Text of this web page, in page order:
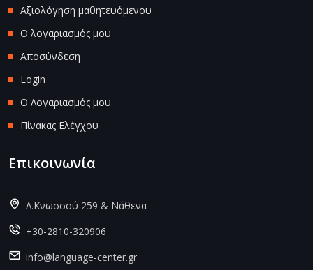
Αξιολόγηση μαθητευόμενου
Ο λογαριασμός μου
Αποσύνδεση
Login
Ο Λογαριασμός μου
Πίνακας Ελέγχου
Επικοινωνία
Λ.Κνωσσού 259 & Νάθενα
+30-2810-320906
info@language-center.gr